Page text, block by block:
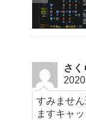
さく
すみませ
ますキャ